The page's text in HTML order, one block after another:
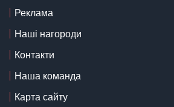
Реклама
Наші нагороди
Контакти
Наша команда
Карта сайту